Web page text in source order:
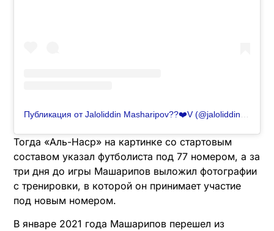
Тогда «Аль-Наср» на картинке со стартовым
составом указал футболиста под 77 номером, а за
три дня до игры Машарипов выложил фотографии
с тренировки, в которой он принимает участие
под новым номером.
В январе 2021 года Машарипов перешел из